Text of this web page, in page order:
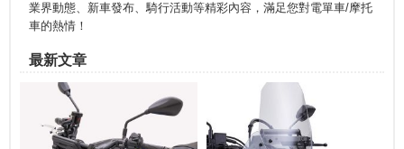
業界動態、新車發布、騎行活動等精彩內容，滿足您對電單車/摩托
車的熱情！
最新文章